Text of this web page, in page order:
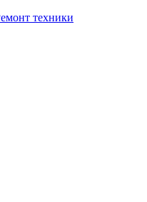
техники